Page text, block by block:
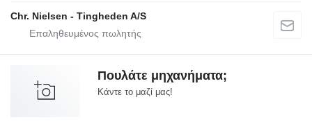
Chr. Nielsen - Tingheden A/S
Πουλάτε μηχανήματα;
Κάντε το μαζί μας!